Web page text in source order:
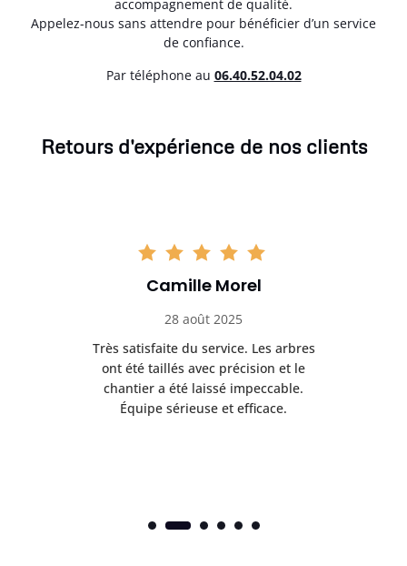
accompagnement de qualité.
Appelez-nous sans attendre pour bénéficier d’un service
de confiance.
Par téléphone au 06.40.52.04.02
Retours d'expérience de nos clients
Camille Morel
28 août 2025
Très satisfaite du service. Les arbres
ont été taillés avec précision et le
chantier a été laissé impeccable.
Équipe sérieuse et efficace.